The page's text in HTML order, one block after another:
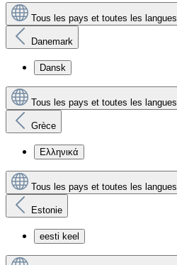
Tous les pays et toutes les langues
Danemark
Dansk
Tous les pays et toutes les langues
Grèce
Ελληνικά
Tous les pays et toutes les langues
Estonie
eesti keel